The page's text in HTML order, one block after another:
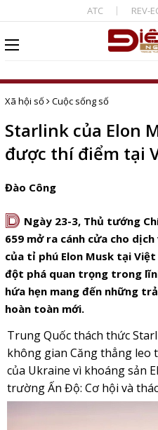
ATC REV-
Xã hội số Cuộc sống số
Starlink của Elon
được thí điểm tại
Đào Công
D Ngày 23-3, Thủ tướng
659 mở ra cánh cửa cho
của tỉ phú Elon Musk tại
đột phá quan trọng trong
hứa hẹn mang đến những
hoàn toàn mới.
Trung Quốc thách thức
không gian Căng thẳng leo
của Ukraine vì khoáng sản
trường Ấn Độ: Cơ hội và